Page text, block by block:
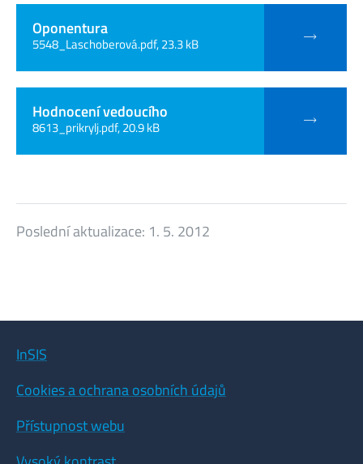
Oponentura
5548_Laschoberová.pdf, 23.3 kB
Hodnocení vedoucího
8613_prikrylj.pdf, 20.9 kB
Poslední aktualizace: 1. 5. 2012
InSIS
Cookies a ochrana osobních údajů
Přístupnost webu